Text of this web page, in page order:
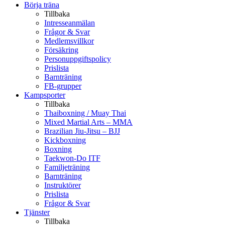
Börja träna
Tillbaka
Intresseanmälan
Frågor & Svar
Medlemsvillkor
Försäkring
Personuppgiftspolicy
Prislista
Barnträning
FB-grupper
Kampsporter
Tillbaka
Thaiboxning / Muay Thai
Mixed Martial Arts – MMA
Brazilian Jiu-Jitsu – BJJ
Kickboxning
Boxning
Taekwon-Do ITF
Familjeträning
Barnträning
Instruktörer
Prislista
Frågor & Svar
Tjänster
Tillbaka